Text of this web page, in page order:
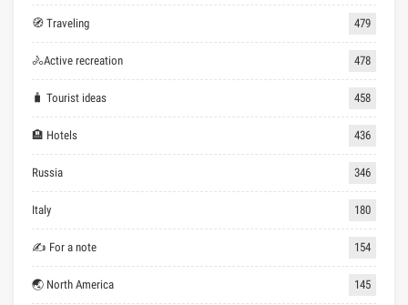
🧭 Traveling 479
🚴Active recreation 478
🧳 Tourist ideas 458
🏨 Hotels 436
Russia 346
Italy 180
✍ For a note 154
🌏 North America 145